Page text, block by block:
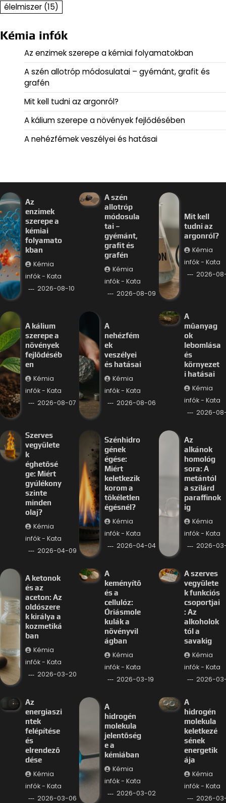
élelmiszer (15)
Kémia infók
Az enzimek szerepe a kémiai folyamatokban
A szén allotróp módosulatai – gyémánt, grafit és
grafén
Mit kell tudni az argonról?
A kálium szerepe a növények fejlődésében
A nehézfémek veszélyei és hatásai
Az
enzimek
szerepe a
kémiai
folyamato
kban
Kémia
infók - Kata
2026-08-10
A szén
allotróp
módosula
tai –
gyémánt,
grafit és
grafén
Kémia
infók - Kata
2026-08-09
Mit kell
tudni az
argonról?
Kémia
infók - Kata
2026-
A kálium
szerepe a
növények
fejlődéséb
en
Kémia
infók - Kata
2026-08-07
A
nehézfém
ek
veszélyei
és hatásai
Kémia
infók - Kata
2026-08-06
A
műanyag
ok
lebomlása
és
környezet
i hatásai
Kémia
infók - Kata
2026-
Szerves
vegyülete
k
éghetősé
ge: Miért
gyúlékony
szinte
minden
olaj?
Kémia
infók - Kata
2026-04-09
Szénhidro
gének
égése:
Miért
keletkezik
korom a
tökéletlen
égésnél?
Kémia
infók - Kata
2026-04-04
Az
alkánok
homológ
sora: A
metántól
a szilárd
paraffinok
ig
Kémia
infók - Kata
2026-
A ketonok
és az
aceton: Az
oldószere
k királya a
kozmetiká
ban
Kémia
infók - Kata
2026-03-20
A
keményítő
és a
cellulóz:
Óriásmole
kulák a
növényvil
ágban
Kémia
infók - Kata
2026-03-19
A szerves
vegyülete
k funkciós
csoportjai
: Az
alkoholok
tól a
savakig
Kémia
infók - Kata
2026-
Az
energiaszi
ntek
felépítése
és
elrendező
dése
Kémia
infók - Kata
2026-03-06
A
hidrogén
molekula
jelentőség
e a
kémiában
Kémia
infók - Kata
2026-03-02
A
hidrogén
molekula
keletkezé
sének
energetik
ája
Kémia
infók - Kata
2026-